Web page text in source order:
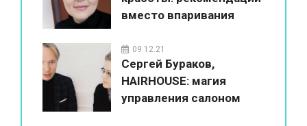
вместо впаривания
09.12.21
Сергей Бураков,
HAIRHOUSE: магия
управления салоном